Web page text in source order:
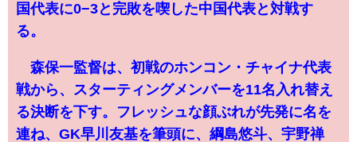
国代表に0−3と完敗を喫した中国代表と対戦す
る。
森保一監督は、初戦のホンコン・チャイナ代表
戦から、スターティングメンバーを11名入れ替え
る決断を下す。フレッシュな顔ぶれが先発に名を
連ね、GK早川友基を筆頭に、綱島悠斗、宇野禅